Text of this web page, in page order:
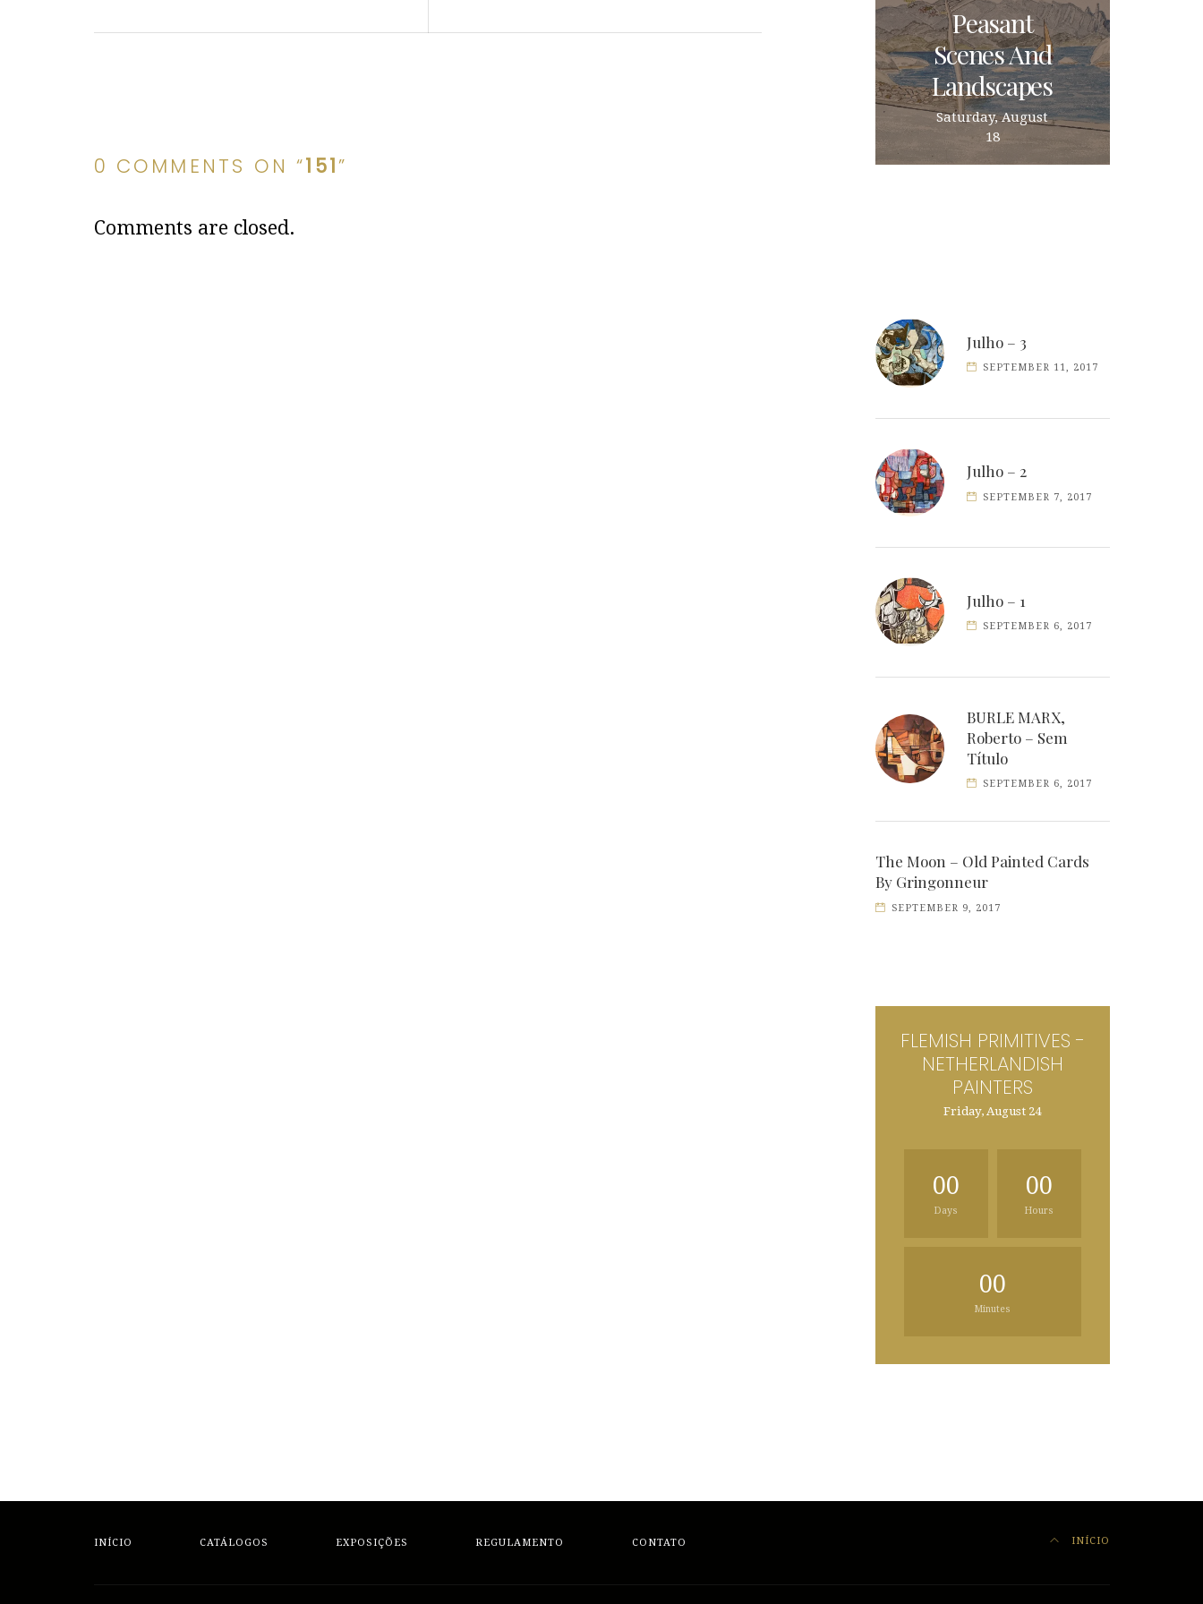
0 COMMENTS ON “151”
Comments are closed.
Peasant
Scenes And
Landscapes
Saturday, August
18
Julho – 3
SEPTEMBER 11, 2017
Julho – 2
SEPTEMBER 7, 2017
Julho – 1
SEPTEMBER 6, 2017
BURLE MARX,
Roberto – Sem
Título
SEPTEMBER 6, 2017
The Moon – Old Painted Cards
By Gringonneur
SEPTEMBER 9, 2017
FLEMISH PRIMITIVES -
NETHERLANDISH
PAINTERS
Friday, August 24
00
Days
00
Hours
00
Minutes
INÍCIO CATÁLOGOS EXPOSIÇÕES REGULAMENTO CONTATO INÍCIO